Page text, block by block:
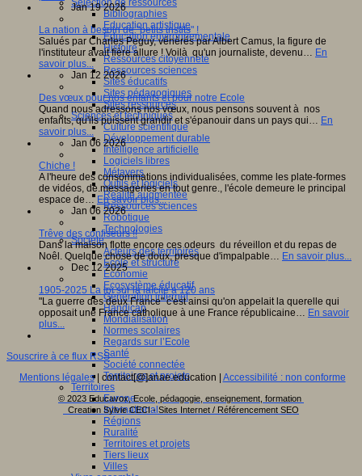
Sélection de ressources
Bibliographies
Education artistique
Education environnementale
Histoire
Ressources citoyenneté
Ressources sciences
Sites éducatifs
Sites pédagogiques
Sites ressources
Sciences et techniques
Culture scientifique
Développement durable
Intelligence artificielle
Logiciels libres
Métavers
Outils et logiciels
Réalité augmentée
Ressources sciences
Robotique
Technologies
Société
Acteurs des territoires
Ecole et structure
Economie
Ecosystème éducatif
Génération internet
Handicap
Mondialisation
Normes scolaires
Regards sur l’Ecole
Santé
Société connectée
Territoires et projets
Territoires
Europe
International
Régions
Ruralité
Territoires et projets
Tiers lieux
Villes
Jan 19 2026
La nation à besoin de "petits instits" !
Salués par Charles Peguy, vénèrés par Albert Camus, la figure de
l'instituteur avait fière allure ! Voilà qu'un journaliste, devenu… En
savoir plus...
Jan 12 2026
Des vœux pour nos enfants et pour notre Ecole
Quand nous adressons nos vœux, nous pensons souvent à nos
enfants, qu'ils puissent grandir et s'épanouir dans un pays qui… En
savoir plus...
Jan 06 2026
Chiche !
A l'heure des consommations individualisées, comme les plate-formes
de vidéos, de.messageries en tout genre., l'école demeure le principal
espace de… En savoir plus...
Jan 06 2026
Trêve des confiseurs !!
Dans la maison flotte encore ces odeurs du réveillon et du repas de
Noêl. Quelque chose de doux, presque d'impalpable… En savoir plus...
Dec 12 2025
1905-2025 La loi sur la laïcité a 120 ans
"La guerre des deux France" c'est ainsi qu'on appelait la querelle qui
opposait une France catholique à une France républicaine… En savoir
plus...
Souscrire à ce flux RSS
Mentions légales| contact[@]anae.education | Accessibilité : non conforme
© 2023 Educavox, Ecole, pédagogie, enseignement, formation
Creation Sylvie CECI - Sites Internet / Référencement SEO